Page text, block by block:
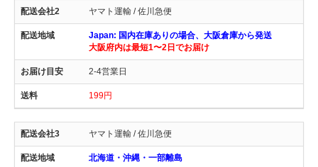
ヤマト運輸 / 佐川急便
Japan: 国内在庫ありの場合、大阪倉庫から発送
大阪府内は最短1〜2日でお届け
2-4営業日
199円
ヤマト運輸 / 佐川急便
北海道・沖縄・一部離島